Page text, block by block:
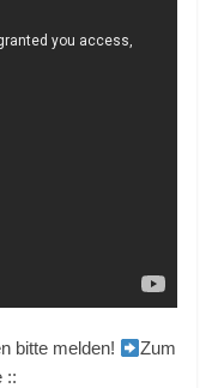
bitte melden!
Zum
::